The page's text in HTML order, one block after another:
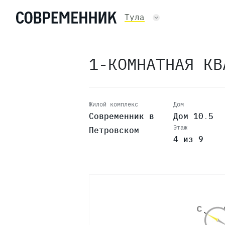
Тула
1-КОМНАТНАЯ
Жилой комплекс
Современник в
Петровском
Дом
Дом 10.5
Этаж
4 из 9